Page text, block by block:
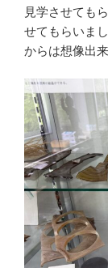
見学させても
せてもらいま
からは想像出